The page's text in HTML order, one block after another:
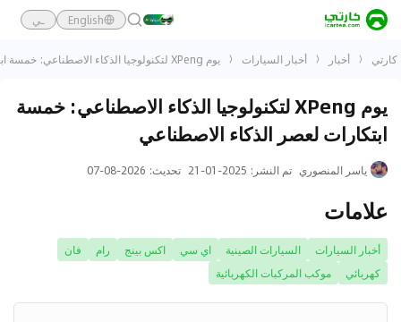
English ـي
كارتي أخبار أخبار السيارات يوم XPeng لتكنولوجيا الذكاء الاصطناعي: خمسة ابتكارات لعصر الذكاء الاصطناعي
يوم XPeng لتكنولوجيا الذكاء الاصطناعي: خمسة
ابتكارات لعصر الذكاء الاصطناعي
ياسر المنصوري تم النشر :
2025-01-21 تحديث:
2026-08-07
علامات
أخبار السيارات السيارات الصينية اي سي اكس بينج رام
فان
كهربائي
موكب المركبات الكهربائية